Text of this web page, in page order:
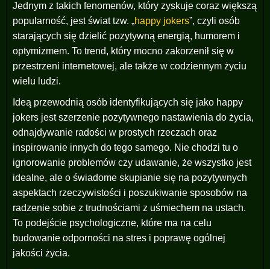
Jednym z takich fenomenów, który zyskuje coraz większą
popularność, jest świat tzw. „happy jokers”, czyli osób
starających się dzielić pozytywną energią, humorem i
optymizmem. To trend, który mocno zakorzenił się w
przestrzeni internetowej, ale także w codziennym życiu
wielu ludzi.
Ideą przewodnią osób identyfikujących się jako happy
jokers jest szerzenie pozytywnego nastawienia do życia,
odnajdywanie radości w prostych rzeczach oraz
inspirowanie innych do tego samego. Nie chodzi tu o
ignorowanie problemów czy udawanie, że wszystko jest
idealne, ale o świadome skupianie się na pozytywnych
aspektach rzeczywistości i poszukiwanie sposobów na
radzenie sobie z trudnościami z uśmiechem na ustach.
To podejście psychologiczne, które ma na celu
budowanie odporności na stres i poprawę ogólnej
jakości życia.